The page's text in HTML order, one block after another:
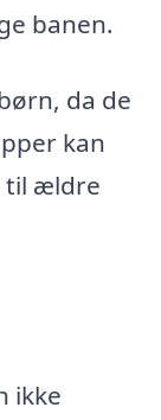
banen.
da de
kan
til ældre
ikke